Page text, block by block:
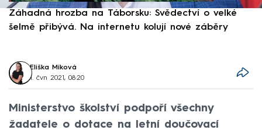
Záhadná hrozba na Táborsku: Svědectví o velké
šelmě přibývá. Na internetu kolují nové záběry
Eliška Míková
1. čvn 2021, 08:20
Ministerstvo školství podpoří všechny
žadatele o dotace na letní doučovací